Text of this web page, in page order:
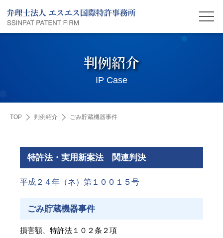
判例紹介
IP Case
TOP 判例紹介 ごみ貯蔵機器事件
特許法・実用新案法 関連判決
平成２４年（ネ）第１００１５号
ごみ貯蔵機器事件
損害額、特許法１０２条２項